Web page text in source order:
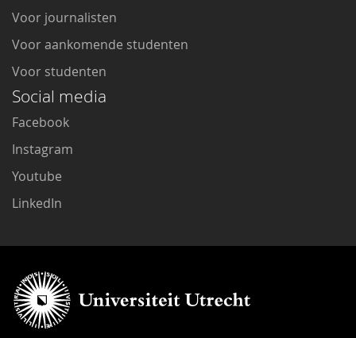
Voor journalisten
Voor aankomende studenten
Voor studenten
Social media
Facebook
Instagram
Youtube
LinkedIn